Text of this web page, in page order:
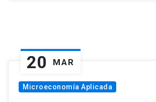
20 MAR
Microeconomía Aplicada